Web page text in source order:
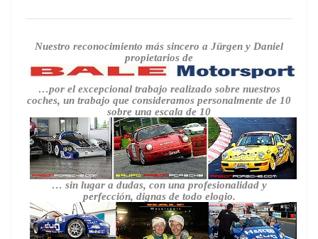
Nuestro reconocimiento más sincero a Jürgen y Daniel
propietarios de
…por el excepcional trabajo realizado sobre nuestros
coches, un trabajo que consideramos personalmente de 10
sobre una escala de 10
… sin lugar a dudas, con una profesionalidad y
perfección, dignas de todo elogio.